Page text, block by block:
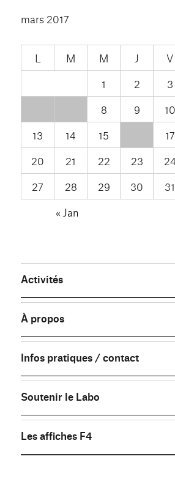
mars 2017
L M M J V
1
2 3
8 9 10
13
14 15 17
20
21 22 23 24
27
28 29 30
31
« Jan
Activités
À propos
Infos pratiques / contact
Soutenir le Labo
Les affiches F4